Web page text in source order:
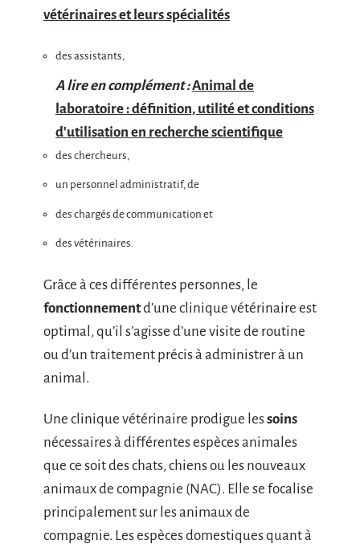
vétérinaires et leurs spécialités
des assistants,
A lire en complément :Animal de
laboratoire : définition, utilité et conditions
d'utilisation en recherche scientifique
des chercheurs,
un personnel administratif, de
des chargés de communication et
des vétérinaires.
Grâce à ces différentes personnes, le
fonctionnementd’une clinique vétérinaire est
optimal, qu’il s’agisse d’une visite de routine
ou d’un traitement précis à administrer à un
animal.
Une clinique vétérinaire prodigue lessoins
nécessaires à différentes espèces animales
que ce soit des chats, chiens ou les nouveaux
animaux de compagnie (NAC). Elle se focalise
principalement sur les animaux de
compagnie. Les espèces domestiques quant à